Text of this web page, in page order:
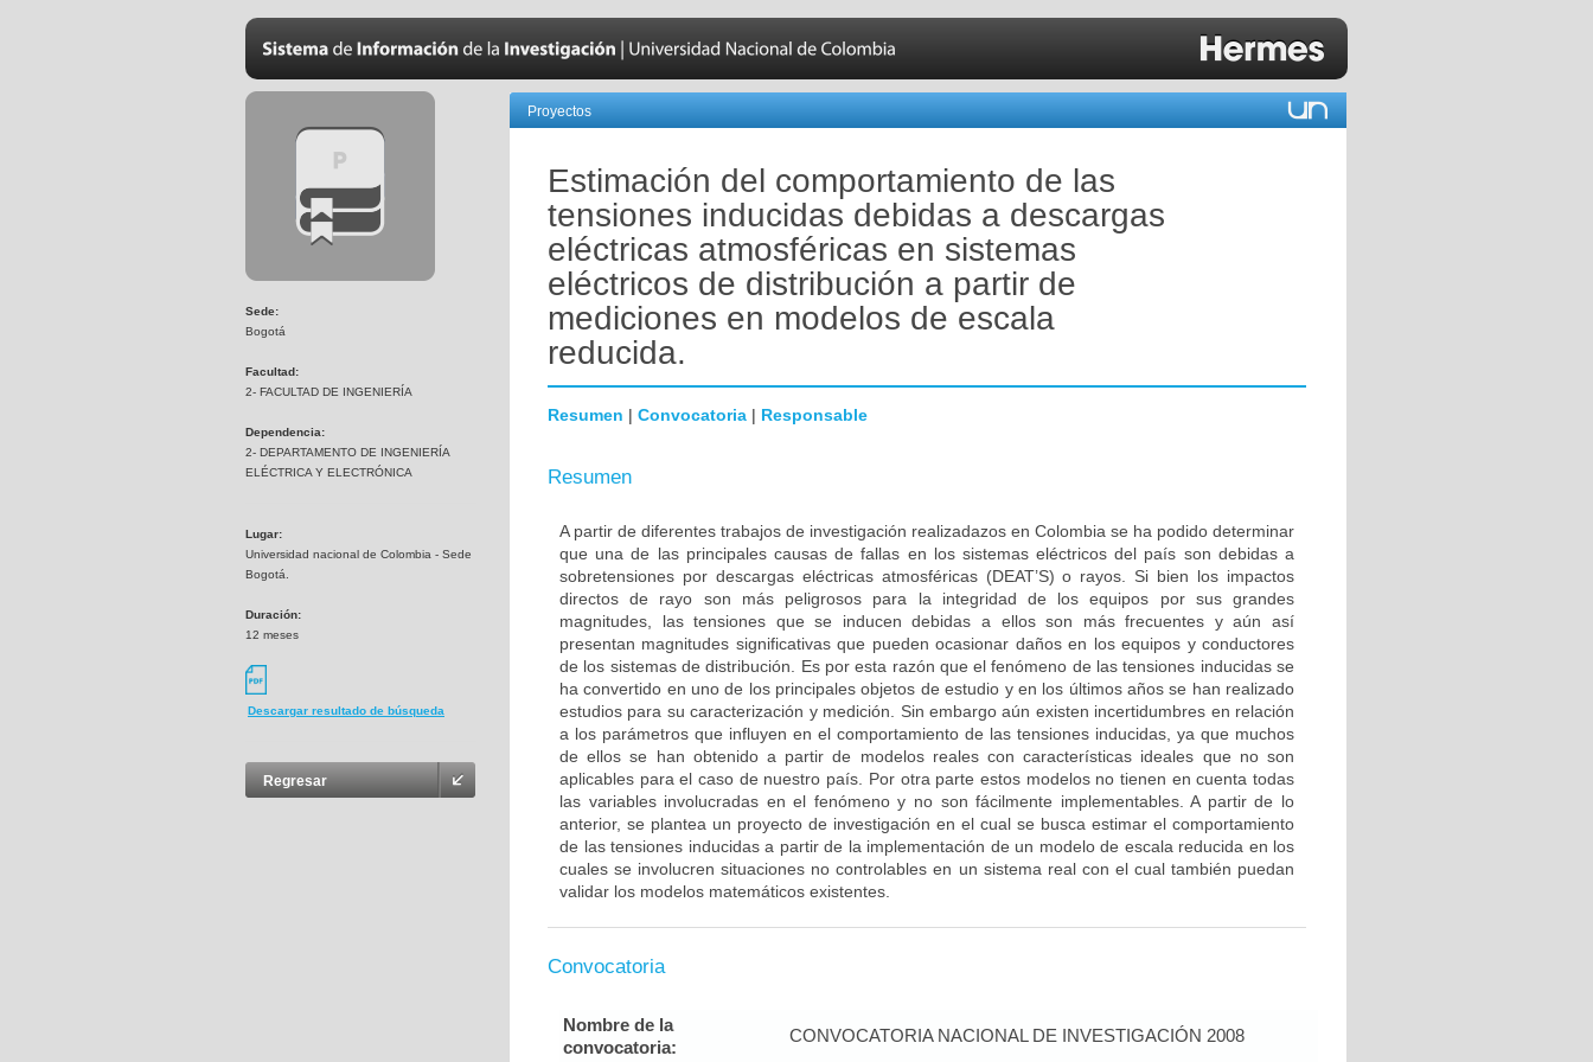
Sede:
Bogotá
Facultad:
2- FACULTAD DE INGENIERÍA
Dependencia:
2- DEPARTAMENTO DE INGENIERÍA
ELÉCTRICA Y ELECTRÓNICA
Lugar:
Universidad nacional de Colombia - Sede
Bogotá.
Duración:
12 meses
Descargar resultado de búsqueda
Regresar
Proyectos
Estimación del comportamiento de las
tensiones inducidas debidas a descargas
eléctricas atmosféricas en sistemas
eléctricos de distribución a partir de
mediciones en modelos de escala
reducida.
Resumen | Convocatoria | Responsable
Resumen
A partir de diferentes trabajos de investigación realizadazos en Colombia se ha podido determinar
que una de las principales causas de fallas en los sistemas eléctricos del país son debidas a
sobretensiones por descargas eléctricas atmosféricas (DEAT’S) o rayos. Si bien los impactos
directos de rayo son más peligrosos para la integridad de los equipos por sus grandes
magnitudes, las tensiones que se inducen debidas a ellos son más frecuentes y aún así
presentan magnitudes significativas que pueden ocasionar daños en los equipos y conductores
de los sistemas de distribución. Es por esta razón que el fenómeno de las tensiones inducidas se
ha convertido en uno de los principales objetos de estudio y en los últimos años se han realizado
estudios para su caracterización y medición. Sin embargo aún existen incertidumbres en relación
a los parámetros que influyen en el comportamiento de las tensiones inducidas, ya que muchos
de ellos se han obtenido a partir de modelos reales con características ideales que no son
aplicables para el caso de nuestro país. Por otra parte estos modelos no tienen en cuenta todas
las variables involucradas en el fenómeno y no son fácilmente implementables. A partir de lo
anterior, se plantea un proyecto de investigación en el cual se busca estimar el comportamiento
de las tensiones inducidas a partir de la implementación de un modelo de escala reducida en los
cuales se involucren situaciones no controlables en un sistema real con el cual también puedan
validar los modelos matemáticos existentes.
Convocatoria
Nombre de la
convocatoria:
CONVOCATORIA NACIONAL DE INVESTIGACIÓN 2008